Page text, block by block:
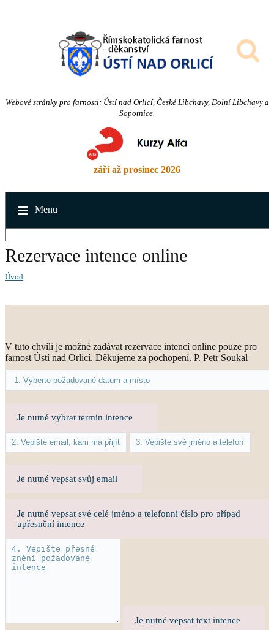
Webové stránky pro farnosti: Ústí nad Orlicí, České Libchavy, Dolní Libchavy a
Sopotnice.
září až prosinec 2026
Menu
Rezervace intence online
Úvod
V tuto chvíli je možné zadávat rezervace intencí online pouze pro
farnost Ústí nad Orlicí. Děkujeme za pochopení. P. Petr Soukal
Je nutné vybrat termín intence
Je nutné vepsat svůj email
Je nutné vepsat své celé jméno a telefonní číslo pro případ
upřesnění intence
Je nutné vepsat text intence